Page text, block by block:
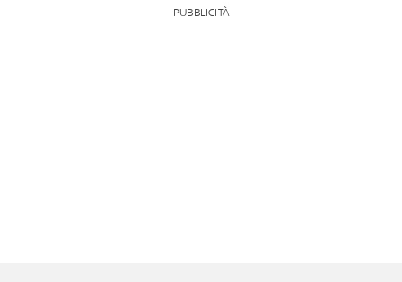
PUBBLICITÀ